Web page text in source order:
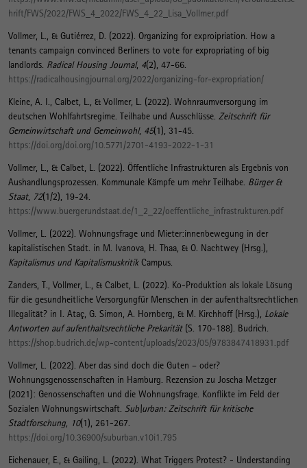
hrift/FWS/2022/FWS_4_2022/FWS_4_22_Lisa_Vollmer.pdf
Vollmer, L. , & Gutiérrez, D. (2022). Organizing for exproipriation. How a
tenants campaign convinced Berliners to vote for expropriating of big
landlords Radical Housing Journal, 4(2), 47-66.
https://radicalhousingjournal.org/2022/organizing-for-expropriation/
Kleine, A. I., Calbet, L. , & Vollmer, L. (2022). Wohnraumversorgung im
deutschen Wohlfahrtsregime. Teilhabe und Ausschlüsse Zeitschrift für
Gemeinwirtschaft und Gemeinwohl, 45(1), 31-45.
https://doi.org/doi.org/10.5771/2701-4193-2022-1-31
Vollmer, L. , & Calbet, L. (2022). Öffentliche Infrastrukturen als Ergebnis von
Aushandlungsprozessen. Kommunale Kämpfe um mehr Teilhabe Bürger &
Staat, 72(1/2), 19-24.
https://www.buergerundstaat.de/1_2_22/oeffentliche_infrastrukturen.pdf
Vollmer, L. (2022). Wohnungsfrage und Mieter:innenbewegung in der
kapitalistischen Stadt. in M. Ivanova, H. Thaa, & O. Nachtwey (Hrsg.),
Kapitalismus und KapitalismuskritikCampus.
Zanders, T. , Vollmer, L. , & Calbet, L. (2022). Ko-Produktion als lokale Lösung
für die gesundheitliche Versorgungfür Menschen in der aufenthaltsrechtlichen
Illegalität? in I. Ataç, G. Simon, A. Hornberg, & M. Kirchhoff (Hrsg.), Lokale
Antworten auf aufenthaltsrechtliche Prekarität (S. 170-188). Budrich.
https://shop.budrich.de/wp-content/uploads/2023/05/9783847418931.pdf
Vollmer, L. (2022). Aber das sind doch die Guten – oder?
Wohnungsgenossenschaften in Hamburg. Rezension zu Joscha Metzger
(2021): Genossenschaften und die Wohnungsfrage. Konflikte im Feld der
Sozialen Wohnungswirtschaft Sub\urban: Zeitschrift für kritische
Stadtforschung
10(1), 261-267.
https://doi.org/10.36900/suburban.v10i1.795
Eichenauer, E. , & Gailing, L. (2022). What Triggers Protest? - Understanding